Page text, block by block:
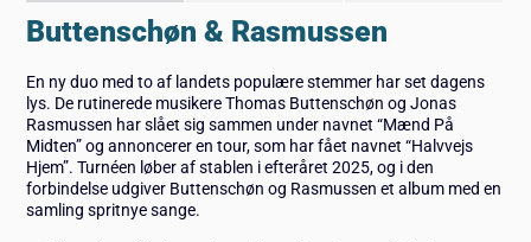
Buttenschøn & Rasmussen
En ny duo med to af landets populære stemmer har set dagens
lys. De rutinerede musikere Thomas Buttenschøn og Jonas
Rasmussen har slået sig sammen under navnet “Mænd På
Midten” og annoncerer en tour, som har fået navnet “Halvvejs
Hjem”. Turnéen løber af stablen i efteråret 2025, og i den
forbindelse udgiver Buttenschøn og Rasmussen et album med en
samling spritnye sange.